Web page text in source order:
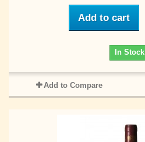
Add to cart
In Stock
Add to Compare